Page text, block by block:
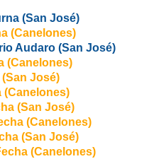
(San José)
(Canelones)
Audaro (San José)
(Canelones)
José)
(Canelones)
(San José)
(Canelones)
(San José)
(Canelones)